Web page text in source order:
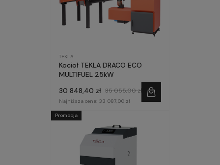
TEKLA
Kocioł TEKLA DRACO ECO
MULTIFUEL 25kW
30 848,40 zł 35 055,00 zł
Najniższa cena: 33 087,00 zł
Promocja